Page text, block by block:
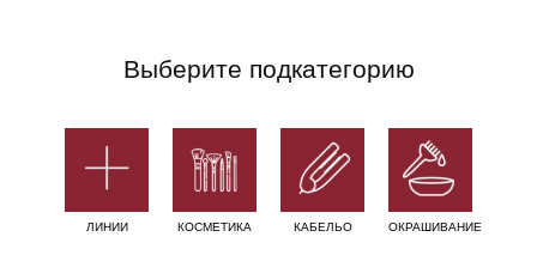
Выберите подкатегорию
ЛИНИИ КОСМЕТИКА КАБЕЛЬО ОКРАШИВАНИЕ